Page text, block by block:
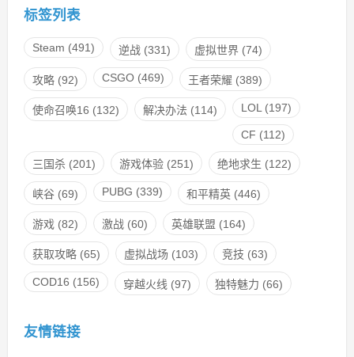
标签列表
Steam (491) 逆战(331) 虚拟世界(74)
攻略(92) CSGO(469) 王者荣耀 (389)
使命召唤16 (132) 解决办法 (114) LOL (197)
CF (112)
三国杀(201) 游戏体验(251) 绝地求生 (122)
峡谷(69) PUBG (339) 和平精英(446)
游戏 (82) 激战(60) 英雄联盟 (164)
获取攻略(65) 虚拟战场 (103) 竞技 (63)
COD16 (156) 穿越火线 (97) 独特魅力 (66)
友情链接